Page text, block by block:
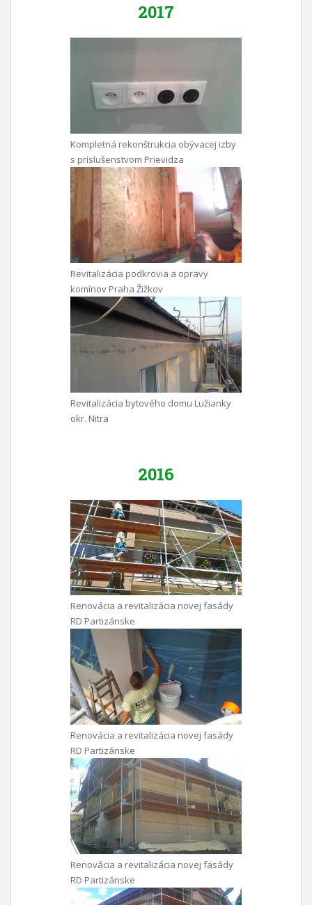
2017
Kompletná rekonštrukcia obývacej izby
s príslušenstvom Prievidza
Revitalizácia podkrovia a opravy
komínov Praha Žižkov
Revitalizácia bytového domu Lužianky
okr. Nitra
2016
Renovácia a revitalizácia novej fasády
RD Partizánske
Renovácia a revitalizácia novej fasády
RD Partizánske
Renovácia a revitalizácia novej fasády
RD Partizánske